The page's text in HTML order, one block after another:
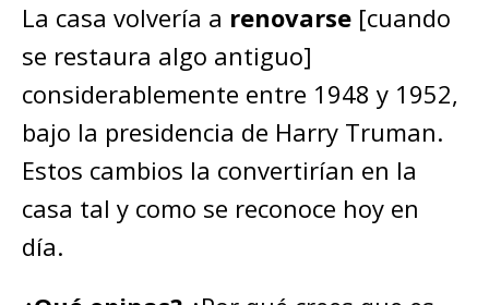
La casa volvería a renovarse [cuando
se restaura algo antiguo]
considerablemente entre 1948 y 1952,
bajo la presidencia de Harry Truman.
Estos cambios la convertirían en la
casa tal y como se reconoce hoy en
día.